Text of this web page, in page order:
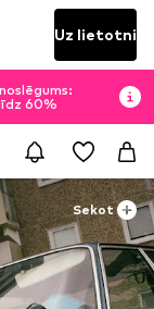
Uz lietotni
60%
Sekot